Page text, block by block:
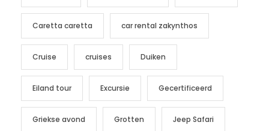
Caretta caretta car rental zakynthos
Cruise cruises Duiken
Eiland tour Excursie Gecertificeerd
Griekse avond Grotten Jeep Safari